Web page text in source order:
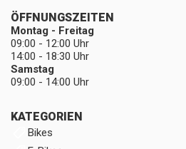
KATEGORIEN
Bikes
ÖFFNUNGSZEITEN
Montag - Freitag
09:00 - 12:00 Uhr
14:00 - 18:30 Uhr
Samstag
09:00 - 14:00 Uhr